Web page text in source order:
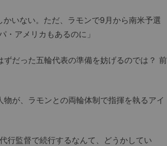
いない。ただ、ラモンで9月から南米予選
アメリカもあるのに」
だった五輪代表の準備を妨げるのでは？ 前
が、ラモンとの両輪体制で指揮を執るアイ
行監督で続行するなんて、どうかしてい